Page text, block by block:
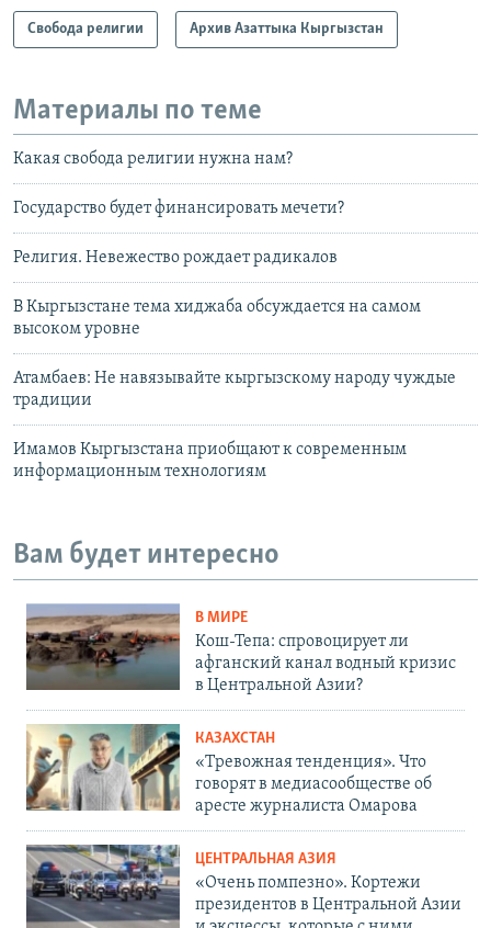
Свобода религии Архив Азаттыка Кыргызстан
Материалы по теме
Какая свобода религии нужна нам?
Государство будет финансировать мечети?
Религия. Невежество рождает радикалов
В Кыргызстане тема хиджаба обсуждается на самом
высоком уровне
Атамбаев: Не навязывайте кыргызскому народу чуждые
традиции
Имамов Кыргызстана приобщают к современным
информационным технологиям
Вам будет интересно
В МИРЕ
Кош-Тепа: спровоцирует ли
афганский канал водный кризис
в Центральной Азии?
КАЗАХСТАН
«Тревожная тенденция». Что
говорят в медиасообществе об
аресте журналиста Омарова
ЦЕНТРАЛЬНАЯ АЗИЯ
«Очень помпезно». Кортежи
президентов в Центральной Азии